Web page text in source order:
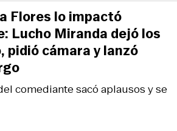
comediante sacó aplausos y se
Flores lo impactó
Lucho Miranda dejó los
pidió cámara y lanzó